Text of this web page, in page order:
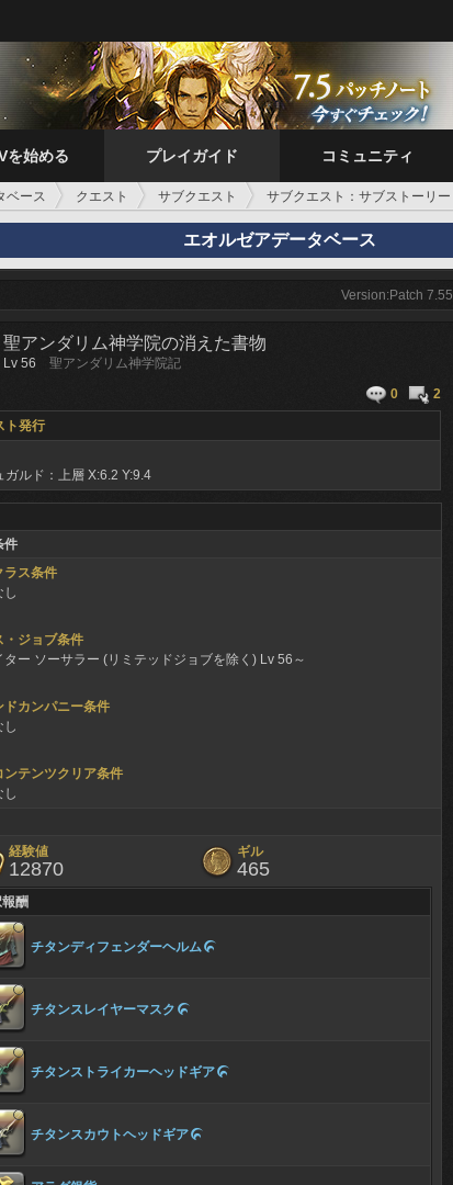
を始める プレイガイド コミュニティ
ベース クエスト サブクエスト サブクエスト：サブストーリー
エオルゼアデータベース
Version:Patch 7.55
聖アンダリム神学院の消えた書物
Lv 56
聖アンダリム神学院記
0
2
ト発行
ガルド：上層 X:6.2 Y:9.4
件
ラス条件
し
・ジョブ条件
ター ソーサラー (リミテッドジョブを除く) Lv 56～
ドカンパニー条件
し
ンテンツクリア条件
し
経験値
12870
ギル
465
酬
チタンディフェンダーヘルム
チタンスレイヤーマスク 
チタンストライカーヘッドギア
チタンスカウトヘッドギア